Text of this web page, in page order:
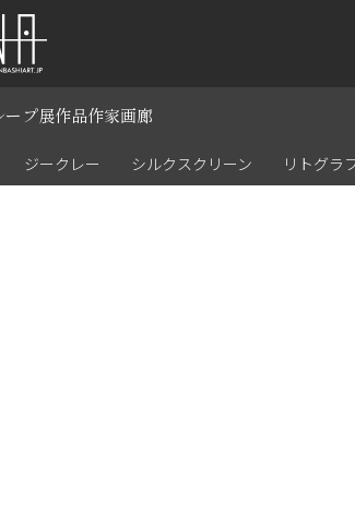
プ展作品作家画廊
ジークレー シルクスクリーン リトグラ